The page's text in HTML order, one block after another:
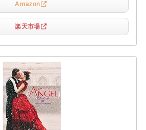
Amazon
楽天市場